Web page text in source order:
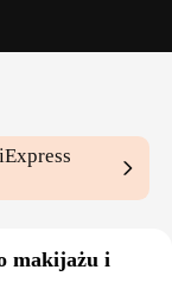
makijażu i